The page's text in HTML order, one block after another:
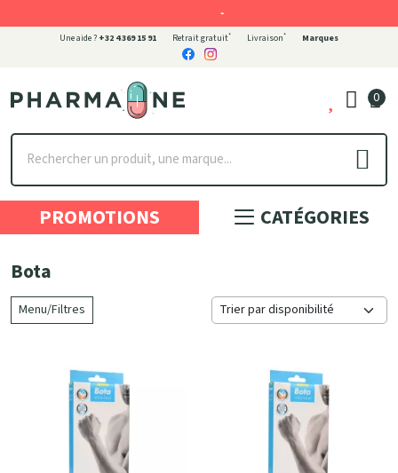
Une aide ? +32 4 369 15 91 Retrait gratuit* Livraison* Marques
Pharmaone Votre pharmacie en ligne à votre service
0
PROMOTIONS
CATÉGORIES
Bota
Menu/Filtres